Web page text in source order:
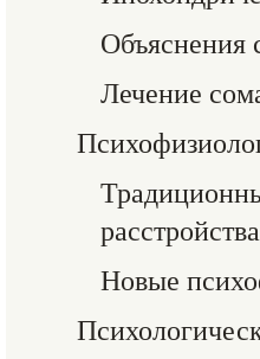
Объяснения
Лечение
Новые